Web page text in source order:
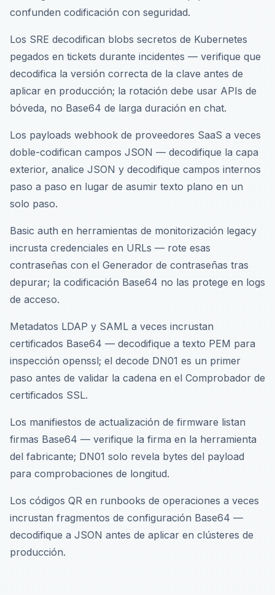
confunden codificación con seguridad.
Los SRE decodifican blobs secretos de Kubernetes
pegados en tickets durante incidentes — verifique que
decodifica la versión correcta de la clave antes de
aplicar en producción; la rotación debe usar APIs de
bóveda, no Base64 de larga duración en chat.
Los payloads webhook de proveedores SaaS a veces
doble-codifican campos JSON — decodifique la capa
exterior, analice JSON y decodifique campos internos
paso a paso en lugar de asumir texto plano en un
solo paso.
Basic auth en herramientas de monitorización legacy
incrusta credenciales en URLs — rote esas
contraseñas con el Generador de contraseñas tras
depurar; la codificación Base64 no las protege en logs
de acceso.
Metadatos LDAP y SAML a veces incrustan
certificados Base64 — decodifique a texto PEM para
inspección openssl; el decode DN01 es un primer
paso antes de validar la cadena en el Comprobador de
certificados SSL.
Los manifiestos de actualización de firmware listan
firmas Base64 — verifique la firma en la herramienta
del fabricante; DN01 solo revela bytes del payload
para comprobaciones de longitud.
Los códigos QR en runbooks de operaciones a veces
incrustan fragmentos de configuración Base64 —
decodifique a JSON antes de aplicar en clústeres de
producción.